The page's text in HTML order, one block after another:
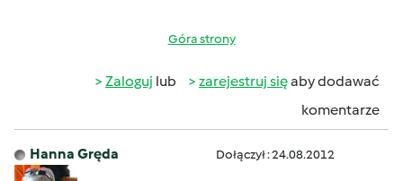
Góra strony
Zaloguj lub zarejestruj sięaby dodawać
komentarze
Hanna Gręda Dołączył : 24.08.2012